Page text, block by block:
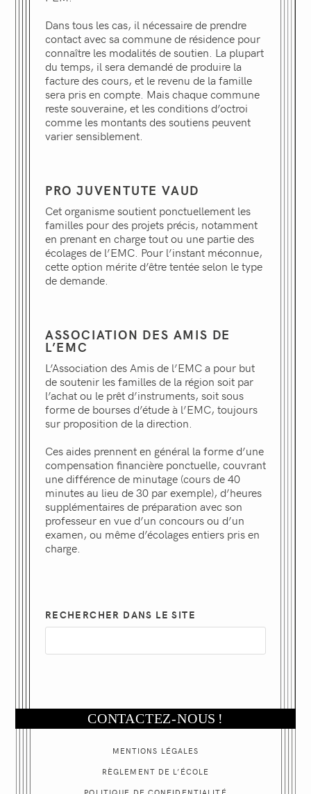
Dans tous les cas, il nécessaire de prendre
contact avec sa commune de résidence pour
connaître les modalités de soutien. La plupart
du temps, il sera demandé de produire la
facture des cours, et le revenu de la famille
sera pris en compte. Mais chaque commune
reste souveraine, et les conditions d’octroi
comme les montants des soutiens peuvent
varier sensiblement.
PRO JUVENTUTE VAUD
Cet organisme soutient ponctuellement les
familles pour des projets précis, notamment
en prenant en charge tout ou une partie des
écolages de l’EMC. Pour l’instant méconnue,
cette option mérite d’être tentée selon le type
de demande.
ASSOCIATION DES AMIS DE
L’EMC
L’Association des Amis de l’EMC a pour but
de soutenir les familles de la région soit par
l’achat ou le prêt d’instruments, soit sous
forme de bourses d’étude à l’EMC, toujours
sur proposition de la direction.
Ces aides prennent en général la forme d’une
compensation financière ponctuelle, couvrant
une différence de minutage (cours de 40
minutes au lieu de 30 par exemple), d’heures
supplémentaires de préparation avec son
professeur en vue d’un concours ou d’un
examen, ou même d’écolages entiers pris en
charge.
RECHERCHER DANS LE SITE
CONTACTEZ-NOUS !
MENTIONS LÉGALES
RÈGLEMENT DE L’ÉCOLE